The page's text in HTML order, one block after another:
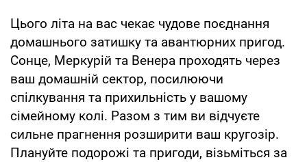
Цього літа на вас чекає чудове поєднання
домашнього затишку та авантюрних пригод.
Сонце, Меркурій та Венера проходять через
ваш домашній сектор, посилюючи
спілкування та прихильність у вашому
сімейному колі. Разом з тим ви відчуєте
сильне прагнення розширити ваш кругозір.
Плануйте подорожі та пригоди, візьміться за